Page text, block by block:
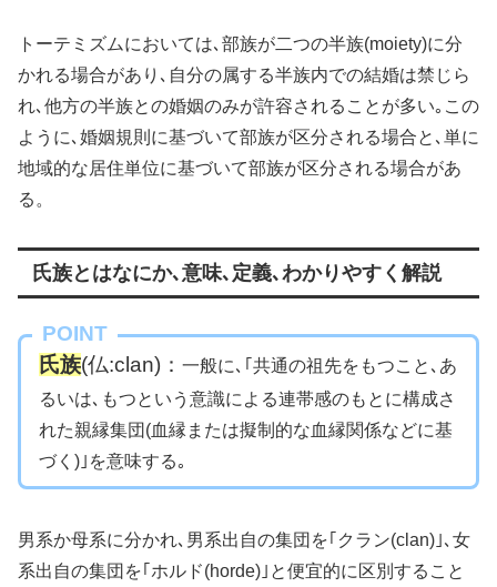
トーテミズムにおいては､部族が二つの半族(moiety)に分
かれる場合があり､自分の属する半族内での結婚は禁じら
れ､他方の半族との婚姻のみが許容されることが多い｡この
ように､婚姻規則に基づいて部族が区分される場合と､単に
地域的な居住単位に基づいて部族が区分される場合があ
る。
氏族とはなにか､意味､定義､わかりやすく解説
POINT
氏族(仏:clan)： 一般に､｢共通の祖先をもつこと､あ
るいは､もつという意識による連帯感のもとに構成さ
れた親縁集団(血縁または擬制的な血縁関係などに基
づく)｣を意味する｡
男系か母系に分かれ､男系出自の集団を｢クラン(clan)｣､女
系出自の集団を｢ホルド(horde)｣と便宜的に区別すること